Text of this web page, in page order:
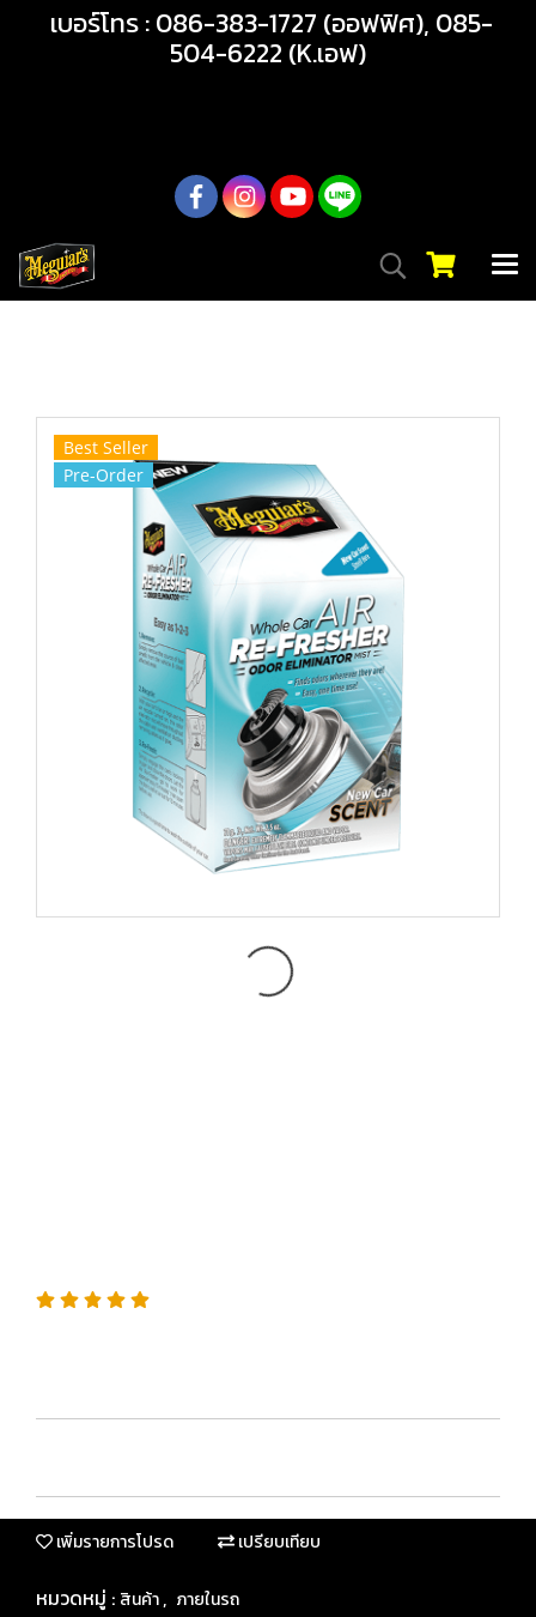
เบอร์โทร : 086-383-1727 (ออฟฟิศ), 085-
504-6222 (K.เอฟ)
Best Seller
Pre-Order
เพิ่มรายการโปรด เปรียบเทียบ
หมวดหมู่ : สินค้า, ภายในรถ